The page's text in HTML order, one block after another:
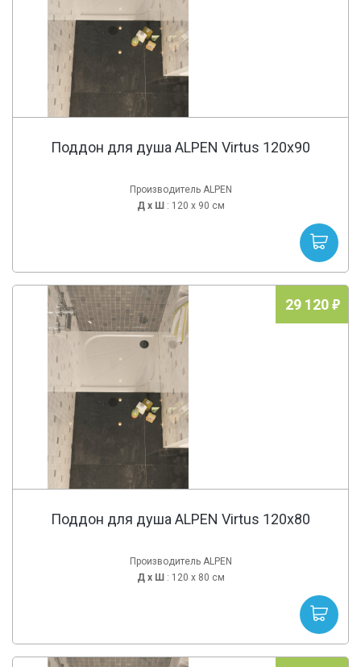
Поддон для душа ALPEN Virtus 120x90
Производитель ALPEN
Д х Ш : 120 x 90 см
29 120
Поддон для душа ALPEN Virtus 120x80
Производитель ALPEN
Д х Ш : 120 x 80 см